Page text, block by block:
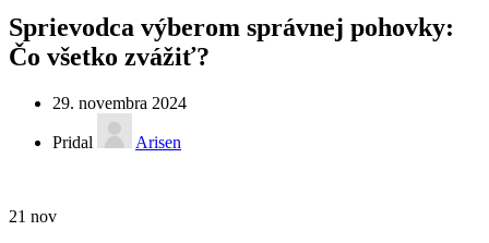
Sprievodca výberom správnej pohovky:
Čo všetko zvážiť?
29. novembra 2024
Pridal Arisen
21 nov